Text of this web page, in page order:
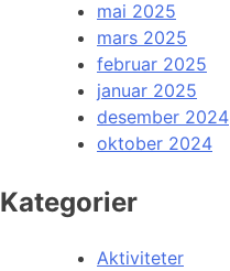
mai 2025
mars 2025
februar 2025
januar 2025
desember 2024
oktober 2024
Kategorier
Aktiviteter